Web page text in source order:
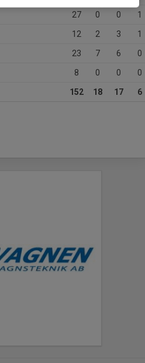
27 0 0 1
12 2 3 1
23 7 6 0
8 0 0 0
152 18 17 6